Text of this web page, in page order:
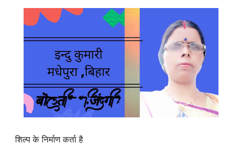
शिल्प के निर्माण कर्ता है